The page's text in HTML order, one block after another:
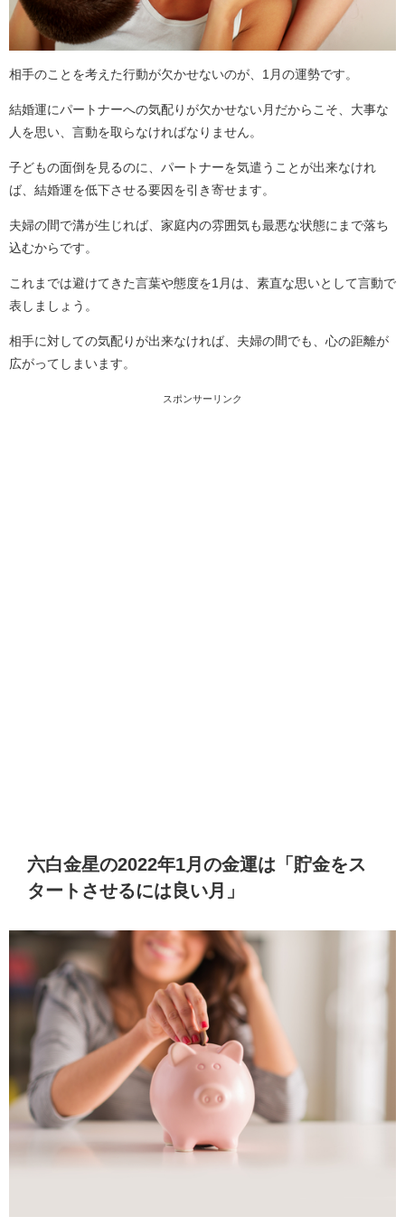
相手のことを考えた行動が欠かせないのが、1月の運勢です。
結婚運にパートナーへの気配りが欠かせない月だからこそ、大事な
人を思い、言動を取らなければなりません。
子どもの面倒を見るのに、パートナーを気遣うことが出来なけれ
ば、結婚運を低下させる要因を引き寄せます。
夫婦の間で溝が生じれば、家庭内の雰囲気も最悪な状態にまで落ち
込むからです。
これまでは避けてきた言葉や態度を1月は、素直な思いとして言動で
表しましょう。
相手に対しての気配りが出来なければ、夫婦の間でも、心の距離が
広がってしまいます。
スポンサーリンク
六白金星の2022年1月の金運は「貯金をス
タートさせるには良い月」